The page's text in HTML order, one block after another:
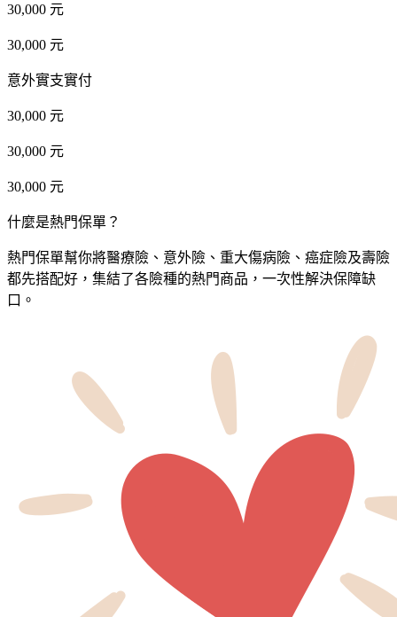
30,000 元
30,000 元
意外實支實付
30,000 元
30,000 元
30,000 元
什麼是熱門保單？
熱門保單幫你將醫療險、意外險、重大傷病險、癌症險及壽險
都先搭配好，集結了各險種的熱門商品，一次性解決保障缺
口。